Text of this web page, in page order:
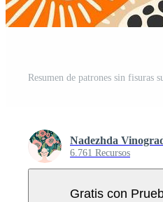
Nadezhda
6.761 Recursos
Gratis con